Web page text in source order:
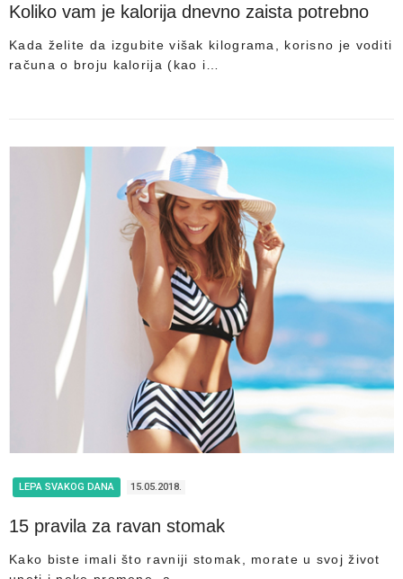
Koliko vam je kalorija dnevno zaista potrebno
Kada želite da izgubite višak kilograma, korisno je voditi
računa o broju kalorija (kao i…
LEPA SVAKOG DANA 15.05.2018.
15 pravila za ravan stomak
Kako biste imali što ravniji stomak, morate u svoj život